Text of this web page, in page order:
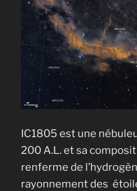
IC1805 est une
200 A.L. et sa
renferme de
rayonnement des